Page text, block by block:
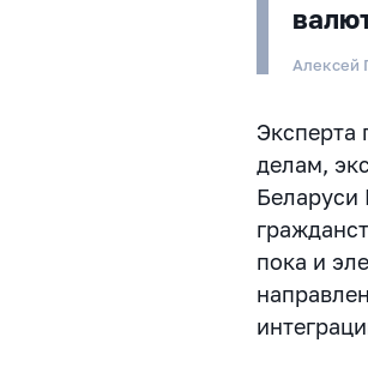
Алексей
делам,
Беларуси
пока и